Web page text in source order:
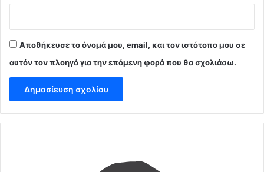
Αποθήκευσε το όνομά μου, email, και τον ιστότοπο μου σε
αυτόν τον πλοηγό για την επόμενη φορά που θα σχολιάσω.